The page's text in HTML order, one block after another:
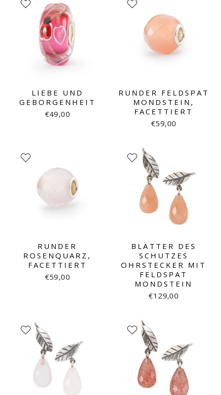
LIEBE UND
GEBORGENHEIT
€49,00
RUNDER FELDSPAT
MONDSTEIN,
FACETTIERT
€59,00
RUNDER
ROSENQUARZ,
FACETTIERT
€59,00
BLÄTTER DES
SCHUTZES
OHRSTECKER MIT
FELDSPAT
MONDSTEIN
€129,00